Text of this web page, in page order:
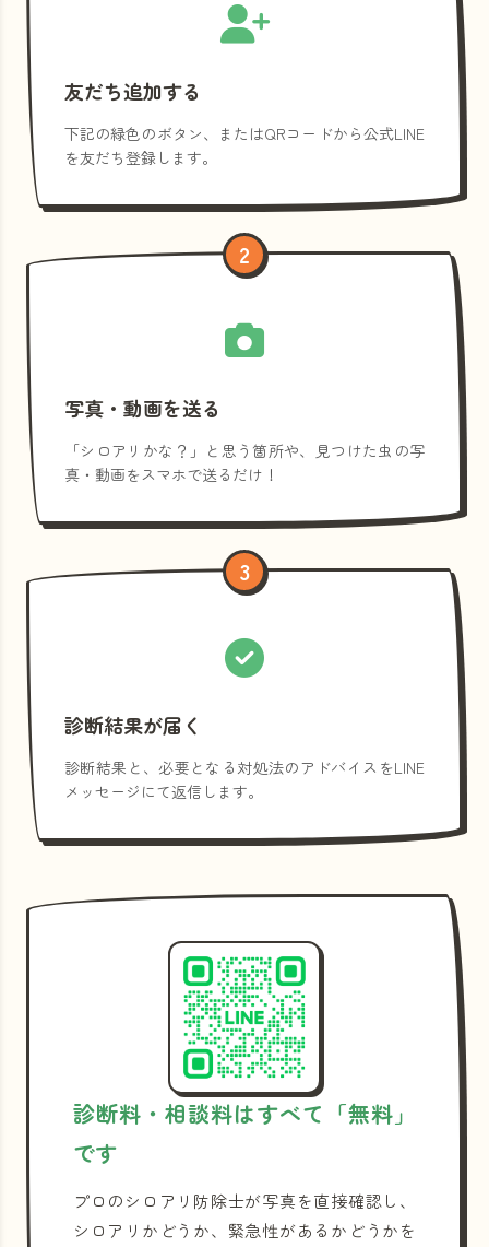
友だち追加する
下記の緑色のボタン、またはQRコードから公式LINE
を友だち登録します。
2
写真・動画を送る
「シロアリかな？」と思う箇所や、見つけた虫の写
真・動画をスマホで送るだけ！
3
診断結果が届く
診断結果と、必要となる対処法のアドバイスをLINE
メッセージにて返信します。
診断料・相談料はすべて「無料」
です
プロのシロアリ防除士が写真を直接確認し、
シロアリかどうか、緊急性があるかどうかを